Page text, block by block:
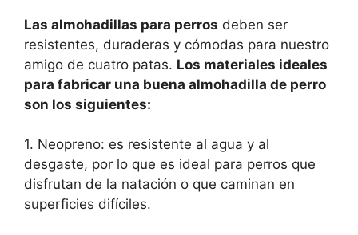
Las almohadillas para perros deben ser
resistentes, duraderas y cómodas para nuestro
amigo de cuatro patas. Los materiales ideales
para fabricar una buena almohadilla de perro
son los siguientes:
1. Neopreno: es resistente al agua y al
desgaste, por lo que es ideal para perros que
disfrutan de la natación o que caminan en
superficies difíciles.